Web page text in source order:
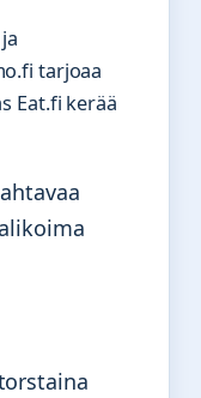
tarjoaa
Eat.fi kerää